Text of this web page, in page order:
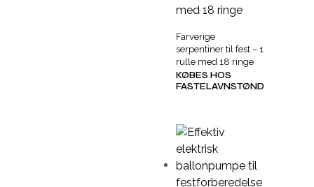
Farverige
serpentiner til fest – 1
rulle med 18 ringe
KØBES HOS
FASTELAVNSTØNDEN